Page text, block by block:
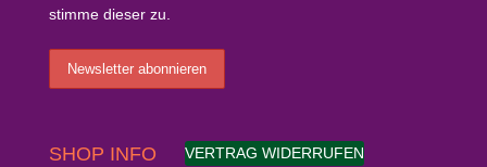
stimme dieser zu.
SHOP INFO VERTRAG WIDERRUFEN